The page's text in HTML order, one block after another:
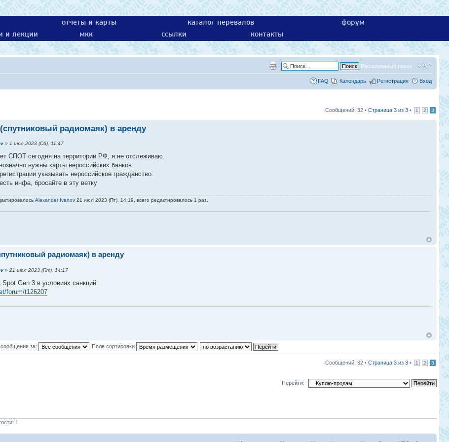
отчеты и карты каталог перевалов
форум
и лекции мкк ссылки контакты
Расширенный поиск
FAQ Календарь Регистрация Вход
Сообщений: 32 • Страница 3 из 3 • 1 2 3
радиомаяк) в аренду
» 1 июл 2023 (Сб), 11:47
СПОТ сегодня на территории РФ, я не отслеживаю.
нужны карты нероссийских банков.
указывать нероссийское гражданство.
инфа, бросайте в эту ветку
Alexander Ivanov21 июл 2023 (Пт), 14:19, всего редактировалось 1 раз.
радиомаяк) в аренду
» 21 июл 2023 (Пт), 14:17
Spot Gen 3 в условиях санкций.
forum/t126207
за: Поле сортировки
Сообщений: 32 • Страница 3 из 3 • 1 2 3
Перейти:
1